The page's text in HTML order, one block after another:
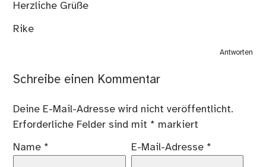
Herzliche Grüße
Rike
Antworten
Schreibe einen Kommentar
Deine E-Mail-Adresse wird nicht veröffentlicht.
Erforderliche Felder sind mit * markiert
Name * E-Mail-Adresse *